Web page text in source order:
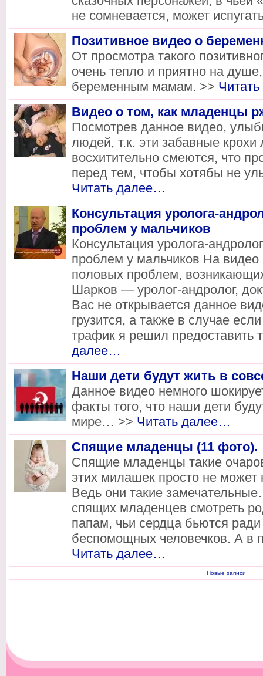
не сомневается, может
Позитивное видео о
От просмотра такого
очень тепло и приятно на
беременным мамам. >>
Видео о том, как младенцы
Посмотрев данное видео,
людей, т.к. эти забавные
восхитительно смеются, что
перед тем, чтобы хотябы не
Читать далее…
Консультация уролога-
проблем у мальчиков
Консультация уролога-
проблем у мальчиков На видео
половых проблем,
Шарков — уролог-андролог,
Вас не открывается данное
грузится, а также в случае
трафик я решил предоставить
далее…
Наши дети будут жить в
Данное видео немного
факты того, что наши дети
мире… >> Читать далее…
Спящие младенцы (11 фото).
Спящие младенцы такие
этих милашек просто не
Ведь они такие
спящих младенцев смотреть
папам, чьи сердца бьются
беспомощных человечков. А в
Читать далее…
Новые записи